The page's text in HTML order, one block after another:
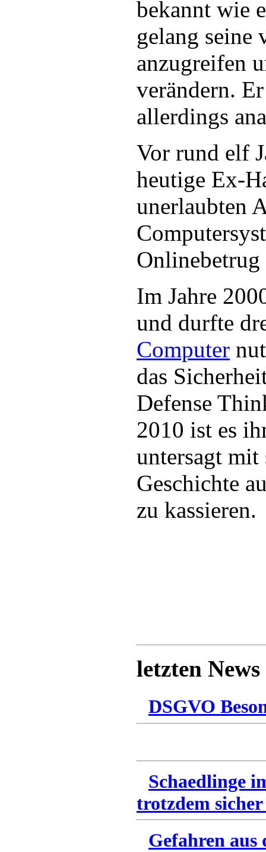
bekannt wie
gelang seine
anzugreifen
verändern.
allerdings
Vor rund elf
heutige Ex-
unerlaubten
Im Jahre
und durfte
Computer
das
Defense
2010 ist es
untersagt mit
Geschichte
zu kassieren.
letzten News
DSGVO
Schaedlinge
trotzdem
Gefahren